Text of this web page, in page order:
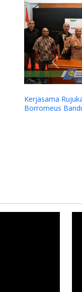
Kerjasama
Borromeus